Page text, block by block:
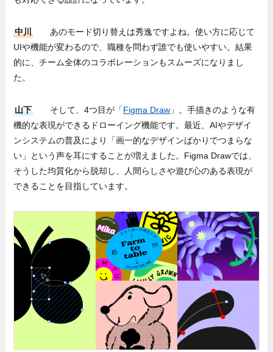
中川
あのモード切り替えは秀逸ですよね。使い方に応じて
UIや機能が変わるので、職種を問わず誰でも使いやすい。結果
的に、チーム全体のコラボレーションもスムーズになりまし
た。
山下 そして、4つ目が「Figma Draw 」。手描きのような有
機的な表現ができるドローイング機能です。最近、AIやデザイ
ンシステムの普及により「画一的なデザインばかりでつまらな
い」という声を耳にすることが増えました。Figma Drawでは、
そうした均質化から脱却し、人間らしさや遊び心のある表現が
できることを目指しています。